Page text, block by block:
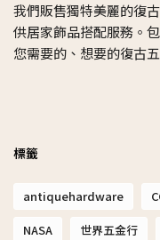
我們販售獨特美麗的復
供居家飾品搭配服務。
您需要的、想要的復古
標籤
antiquehardware
NASA
世界五金行